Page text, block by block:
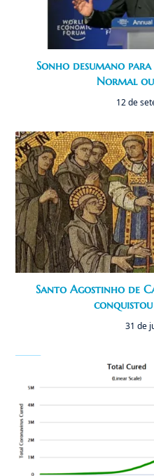
Sonho desumano
Normal
12 de
Santo Agostinho de
31 de